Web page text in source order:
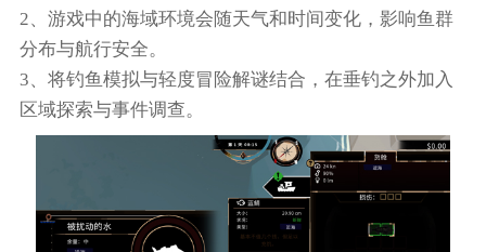
2、游戏中的海域环境会随天气和时间变化，影响鱼群
分布与航行安全。
3、将钓鱼模拟与轻度冒险解谜结合，在垂钓之外加入
区域探索与事件调查。